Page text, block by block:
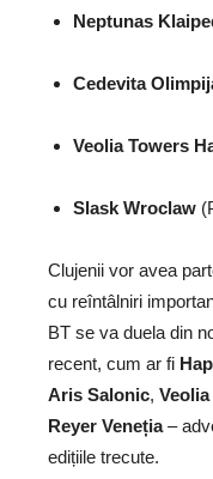
Neptunas
Cedevita
Veolia Towers
Slask Wroclaw
Clujenii vor avea
cu reîntâlniri
BT se va duela din
recent, cum ar fi
Aris Salonic,
Reyer Veneția–
edițiile trecute.